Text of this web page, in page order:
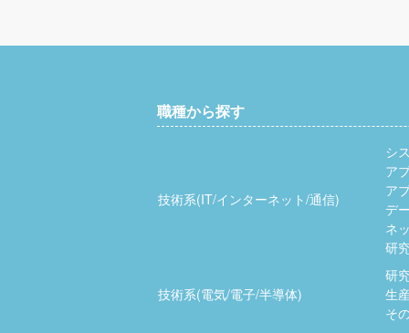
職種から探す
技術系(IT/インターネット/通信)
シ
ア
ア
デ
ネ
研
技術系(電気/電子/半導体)
研
生
そ